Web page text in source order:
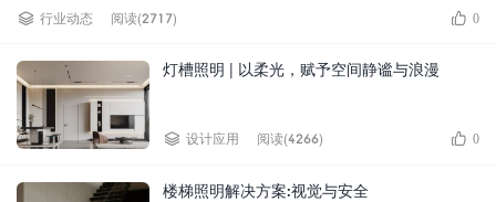
 行业动态 阅读(2717)  0
灯槽照明 | 以柔光，赋予空间静谧与浪漫
 设计应用 阅读(4266)  0
楼梯照明解决方案:视觉与安全